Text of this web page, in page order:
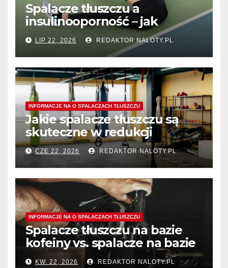
Spalacze tłuszczu a
insulinooporność – jak
wspomagają procesy
spalania tłuszczu?
LIP 22, 2026 REDAKTOR NALOTY.PL
INFORMACJE NA O SPALACZACH TŁUSZCZU
Jakie spalacze tłuszczu są
skuteczne w redukcji
tłuszczu z okolic ud?
CZE 22, 2026 REDAKTOR NALOTY.PL
INFORMACJE NA O SPALACZACH TŁUSZCZU
Spalacze tłuszczu na bazie
kofeiny vs. spalacze na bazie
termogeników – który typ
KW. 22, 2026 REDAKTOR NALOTY.PL